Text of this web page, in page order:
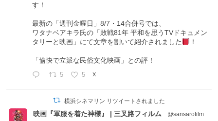
す！
最新の「週刊金曜日」8/7・14合併号では、
ワタナベアキラ氏の「敗戦81年 平和を思うTVドキュメン
タリーと映画」にて文章を割いて紹介されました
！
「愉快で立派な民俗文化映画」との評！
5 5 X
横浜シネマリン リツイートされました
映画『軍服を着た神様』 | 三叉路フィルム @sansarofilm